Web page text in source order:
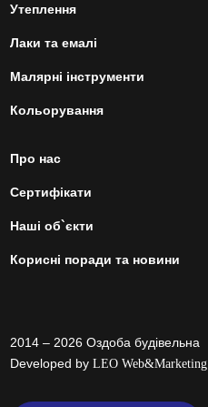
Утеплення
Лаки та емалі
Малярні інструменти
Кольорування
Про нас
Сертифікати
Наші об`єкти
Корисні поради та новини
2014 – 2026 Оздоба будівельна
Developed byLEO Web&Marketing